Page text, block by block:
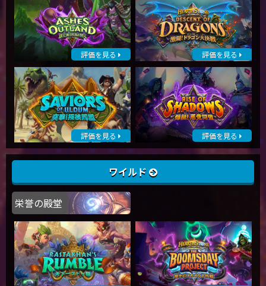
評価を見る 評価を見る
評価を見る 評価を見る
ワイルド
栄誉の殿堂